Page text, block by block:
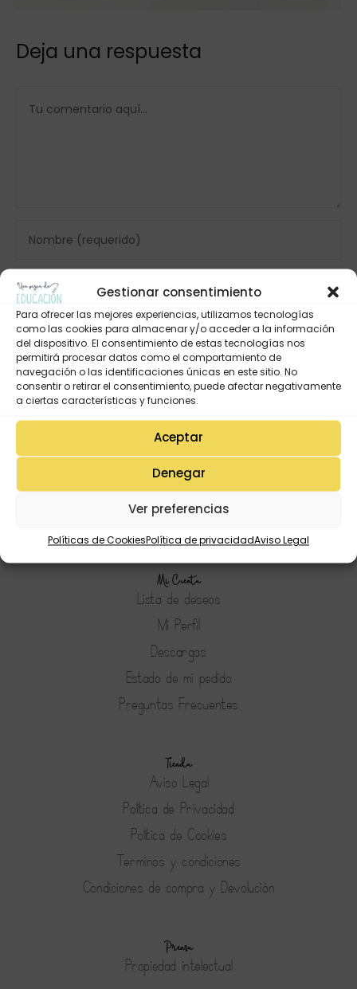
Gestionar consentimiento
Para ofrecer las mejores experiencias, utilizamos tecnologías
como las cookies para almacenar y/o acceder a la información
del dispositivo. El consentimiento de estas tecnologías nos
permitirá procesar datos como el comportamiento de
navegación o las identificaciones únicas en este sitio. No
consentir o retirar el consentimiento, puede afectar negativamente
a ciertas características y funciones.
Aceptar
Denegar
Ver preferencias
Políticas de CookiesPolítica de privacidadAviso Legal
Deja una respuesta
Mi Cuenta
Lista de deseos
Mi Perfil
Descargas
Estado de mi pedido
Preguntas Frecuentes
Tienda
Aviso Legal
Política de Privacidad
Política de Cookies
Terminos y condiciones
Condiciones de compra y Devolución
Prensa
Propiedad intelectual